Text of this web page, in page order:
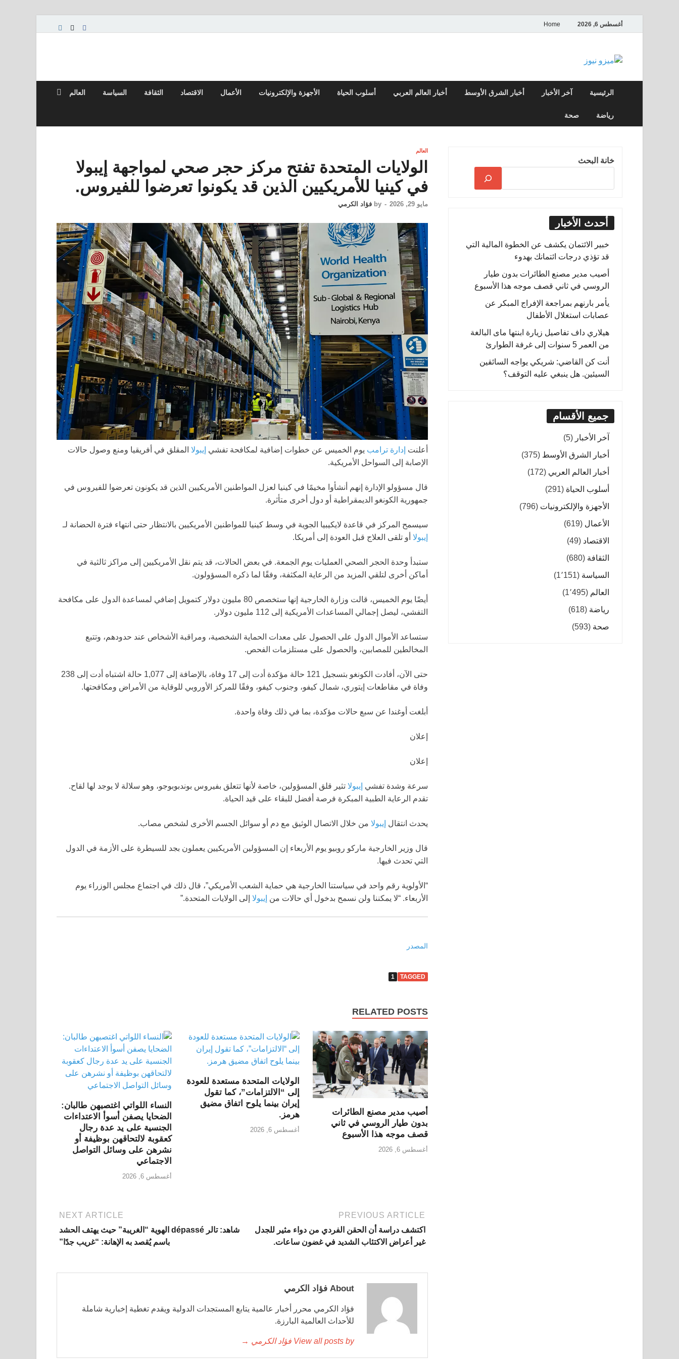
أغسطس 6, 2026 Home
ميزو نيوز
الرئيسية آخر الأخبار أخبار الشرق الأوسط أخبار العالم العربي أسلوب الحياة الأجهزة والإلكترونيات الأعمال الاقتصاد الثقافة السياسة العالم
رياضة صحة
العالم
الولايات المتحدة تفتح مركز حجر صحي لمواجهة إيبولا
في كينيا للأمريكيين الذين قد يكونوا تعرضوا للفيروس.
مايو 29, 2026 -
by فؤاد الكرمي
أعلنت إدارة ترامب يوم الخميس عن خطوات إضافية لمكافحة تفشي إيبولا المقلق في أفريقيا ومنع وصول حالات
الإصابة إلى السواحل الأمريكية.
قال مسؤولو الإدارة إنهم أنشأوا مخيمًا في كينيا لعزل المواطنين الأمريكيين الذين قد يكونون تعرضوا للفيروس في
جمهورية الكونغو الديمقراطية أو دول أخرى متأثرة.
سيسمح المركز في قاعدة لايكيبيا الجوية في وسط كينيا للمواطنين الأمريكيين بالانتظار حتى انتهاء فترة الحضانة لـ
إيبولا أو تلقى العلاج قبل العودة إلى أمريكا.
ستبدأ وحدة الحجر الصحي العمليات يوم الجمعة. في بعض الحالات، قد يتم نقل الأمريكيين إلى مراكز ثالثية في
أماكن أخرى لتلقي المزيد من الرعاية المكثفة، وفقًا لما ذكره المسؤولون.
أيضًا يوم الخميس، قالت وزارة الخارجية إنها ستخصص 80 مليون دولار كتمويل إضافي لمساعدة الدول على مكافحة
التفشي، ليصل إجمالي المساعدات الأمريكية إلى 112 مليون دولار.
ستساعد الأموال الدول على الحصول على معدات الحماية الشخصية، ومراقبة الأشخاص عند حدودهم، وتتبع
المخالطين للمصابين، والحصول على مستلزمات الفحص.
حتى الآن، أفادت الكونغو بتسجيل 121 حالة مؤكدة أدت إلى 17 وفاة، بالإضافة إلى 1,077 حالة اشتباه أدت إلى 238
وفاة في مقاطعات إيتوري، شمال كيفو، وجنوب كيفو، وفقًا للمركز الأوروبي للوقاية من الأمراض ومكافحتها.
أبلغت أوغندا عن سبع حالات مؤكدة، بما في ذلك وفاة واحدة.
إعلان
إعلان
سرعة وشدة تفشي إيبولا تثير قلق المسؤولين، خاصة لأنها تتعلق بفيروس بوندبوبوجو، وهو سلالة لا يوجد لها لقاح.
تقدم الرعاية الطبية المبكرة فرصة أفضل للبقاء على قيد الحياة.
يحدث انتقال إيبولا من خلال الاتصال الوثيق مع دم أو سوائل الجسم الأخرى لشخص مصاب.
قال وزير الخارجية ماركو روبيو يوم الأربعاء إن المسؤولين الأمريكيين يعملون بجد للسيطرة على الأزمة في الدول
التي تحدث فيها.
“الأولوية رقم واحد في سياستنا الخارجية هي حماية الشعب الأمريكي”، قال ذلك في اجتماع مجلس الوزراء يوم
الأربعاء. “لا يمكننا ولن نسمح بدخول أي حالات من إيبولا إلى الولايات المتحدة.”
المصدر
TAGGED
1
RELATED POSTS
أصيب مدير مصنع الطائرات
بدون طيار الروسي في ثاني
قصف موجه هذا الأسبوع
أغسطس 6, 2026
الولايات المتحدة مستعدة للعودة
إلى “الالتزامات”، كما تقول
إيران بينما يلوح اتفاق مضيق
هرمز.
أغسطس 6, 2026
النساء اللواتي اغتصبهن طالبان:
الضحايا يصفن أسوأ الاعتداءات
الجنسية على يد عدة رجال
كعقوبة لالتحاقهن بوظيفة أو
نشرهن على وسائل التواصل
الاجتماعي
أغسطس 6, 2026
PREVIOUS ARTICLE
اكتشف دراسة أن الحقن الفردي من دواء مثير للجدل
غير أعراض الاكتئاب الشديد في غضون ساعات.
NEXT ARTICLE
شاهد: تالر dépassé الهوية “الغريبة” حيث يهتف الحشد
باسم يُقصد به الإهانة: “غريب جدًا”
About فؤاد الكرمي
فؤاد الكرمي محرر أخبار عالمية يتابع المستجدات الدولية ويقدم تغطية إخبارية شاملة
للأحداث العالمية البارزة.
View all posts by فؤاد الكرمي →
خانة البحث
أحدث الأخبار
خبير الائتمان يكشف عن الخطوة المالية التي
قد تؤذي درجات ائتمانك بهدوء
أصيب مدير مصنع الطائرات بدون طيار
الروسي في ثاني قصف موجه هذا الأسبوع
يأمر بارنهم بمراجعة الإفراج المبكر عن
عصابات استغلال الأطفال
هيلاري داف تفاصيل زيارة ابنتها ماى البالغة
من العمر 5 سنوات إلى غرفة الطوارئ
أنت كن القاضي: شريكي يواجه السائقين
السيئين. هل ينبغي عليه التوقف؟
جميع الأقسام
آخر الأخبار (5)
أخبار الشرق الأوسط (375)
أخبار العالم العربي (172)
أسلوب الحياة (291)
الأجهزة والإلكترونيات (796)
الأعمال (619)
الاقتصاد (49)
الثقافة (680)
السياسة (1٬151)
العالم (1٬495)
رياضة (618)
صحة (593)